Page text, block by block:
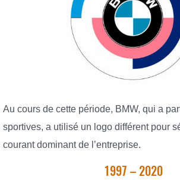
Au cours de cette période, BMW, qui a
sportives, a utilisé un logo différent pour
courant dominant de l’entreprise.
1997 – 2020